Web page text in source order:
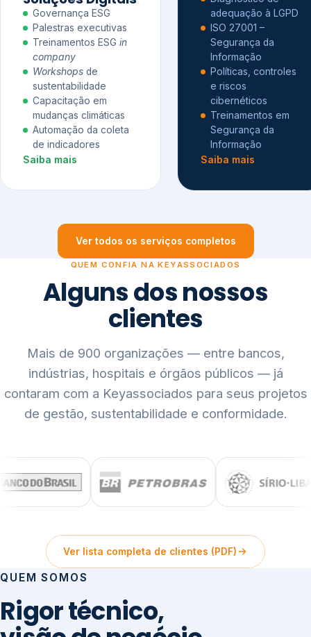
Governança ESG
Palestras executivas
Treinamentos ESG in
company
Workshops de
sustentabilidade
Capacitação em
mudanças climáticas
Automação da coleta
de indicadores
Saiba mais
adequação à LGPD
ISO 27001 –
Segurança da
Informação
Políticas, controles
e riscos
cibernéticos
Treinamentos em
Segurança da
Informação
Saiba mais
Ver todos os serviços completos
QUEM CONFIA NA KEYASSOCIADOS
Alguns dos nossos
clientes
Mais de 900 organizações — entre bancos,
indústrias, hospitais e órgãos públicos — já
contaram com a Keyassociados para seus projetos
de gestão, sustentabilidade e conformidade.
Ver lista completa de clientes (PDF)
QUEM SOMOS
Rigor técnico,